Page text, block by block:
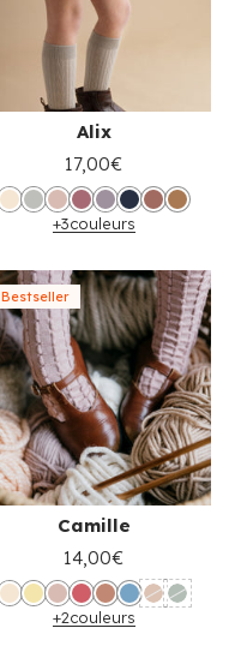
Alix
17,00€
+3couleurs
Bestseller
Camille
14,00€
+2couleurs